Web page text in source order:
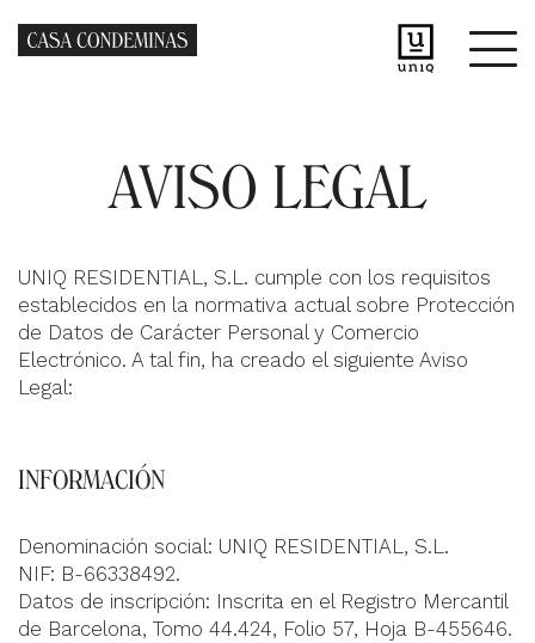
AVISO LEGAL
UNIQ RESIDENTIAL, S.L. cumple con los requisitos
establecidos en la normativa actual sobre Protección
de Datos de Carácter Personal y Comercio
Electrónico. A tal fin, ha creado el siguiente Aviso
Legal:
INFORMACIÓN
Denominación social: UNIQ RESIDENTIAL, S.L.
NIF: B-66338492.
Datos de inscripción: Inscrita en el Registro Mercantil
de Barcelona, Tomo 44.424, Folio 57, Hoja B-455646.